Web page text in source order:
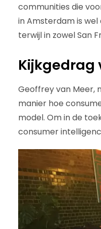
communities die
in Amsterdam is wel
terwijl in zowel San
Kijkgedrag
Geoffrey van Meer,
manier hoe
model. Om in de
consumer